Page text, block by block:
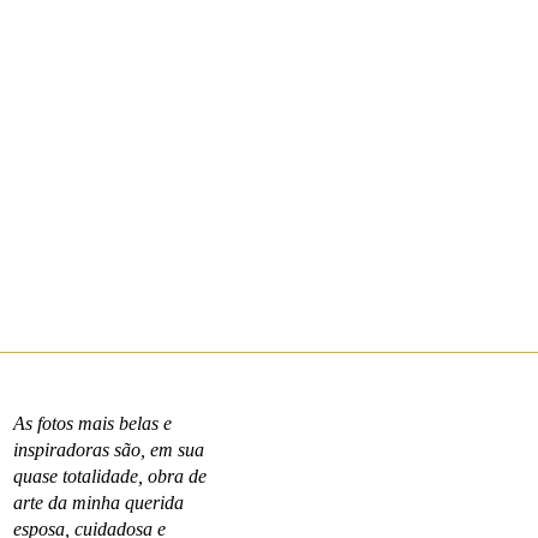
As fotos mais belas e
inspiradoras são, em sua
quase totalidade, obra de
arte da minha querida
esposa, cuidadosa e